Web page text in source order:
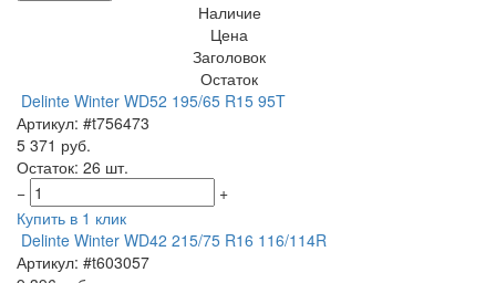
Наличие
Цена
Заголовок
Остаток
Delinte Winter WD52 195/65 R15 95T
Артикул: #t756473
5 371 руб.
Остаток: 26 шт.
−
+
Купить в 1 клик
Delinte Winter WD42 215/75 R16 116/114R
Артикул: #t603057